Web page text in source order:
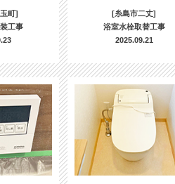
町]
工事
[糸島市二丈]
浴室水栓取替工事
2025.09.21